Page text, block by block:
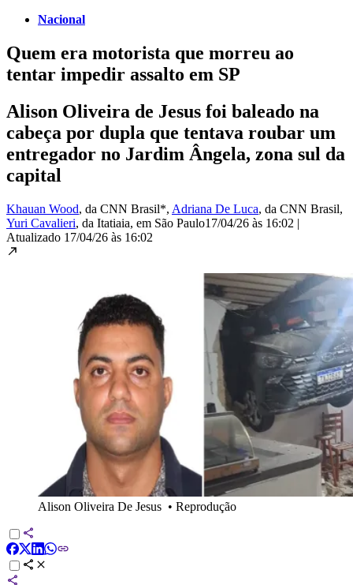
Nacional
Quem era motorista que morreu ao
tentar impedir assalto em SP
Alison Oliveira de Jesus foi baleado na
cabeça por dupla que tentava roubar um
entregador no Jardim Ângela, zona sul da
capital
Khauan Wood, da CNN Brasil*, Adriana De Luca, da CNN Brasil,
Yuri Cavalieri, da Itatiaia, em São Paulo17/04/26 às 16:02 |
Atualizado 17/04/26 às 16:02
Alison Oliveira De Jesus • Reprodução